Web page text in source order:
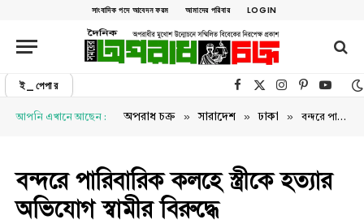
সাংবাদিক পদে আবেদন ফরম আমাদের পরিবার LOGIN
ই_পেপার Facebook
X (Twitter)Instagram
Pinterest
আপনি এখানে আছেন : অপরাধ চক্র » সারাদেশ » ঢাকা » বন্দরে পারিবারিক কলহে স্ত্রীকে হত্যার অভিযোগ স্বামীর বিরুদ্ধে
বন্দরে পারিবারিক কলহে স্ত্রীকে হত্যার
অভিযোগ স্বামীর বিরুদ্ধে